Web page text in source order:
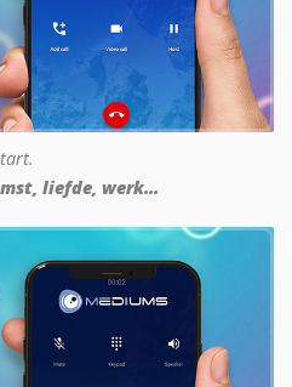
liefde, werk...